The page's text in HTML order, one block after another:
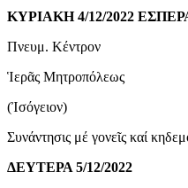
ΚΥΡΙΑΚΗ 4/12/2022
Πνευμ. Κέντρον
Ἱερᾶς Μητροπόλεως
(Ἰσόγειον)
Συνάντησις μέ γονεῖς καί
ΔΕΥΤΕΡΑ 5/12/2022